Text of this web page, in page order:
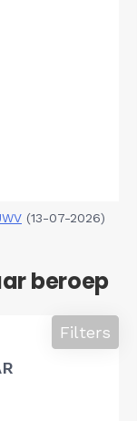
(13-07-2026)
beroep
Filters